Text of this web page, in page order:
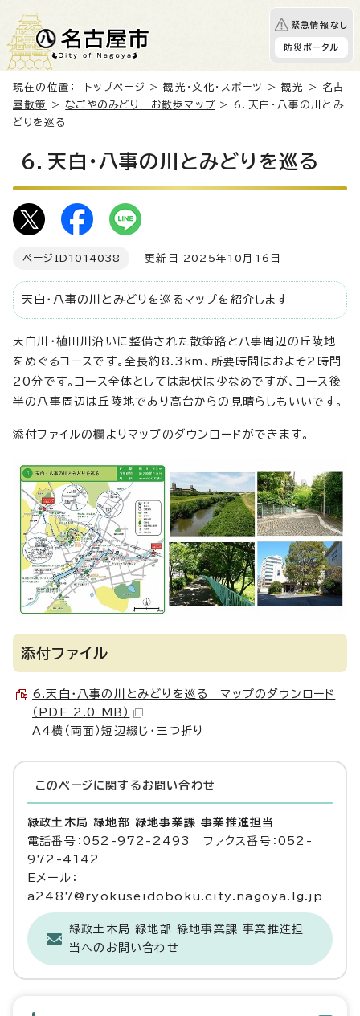
緊急情報なし
防災ポータル
現在の位置： トップページ >観光・文化・スポーツ >観光 > 名古
屋散策
>なごやのみどり お散歩マップ > 6．天白・八事の川とみ
どりを巡る
6．天白・八事の川とみどりを巡る
ページID 1014038 更新日 2025年10月16日
天白・八事の川とみどりを巡るマップを紹介します
天白川・植田川沿いに整備された散策路と八事周辺の丘陵地
をめぐるコースです。全長約8.3km、所要時間はおよそ2時間
20分です。コース全体としては起伏は少なめですが、コース後
半の八事周辺は丘陵地であり高台からの見晴らしもいいです。
添付ファイルの欄よりマップのダウンロードができます。
添付ファイル
6.天白・八事の川とみどりを巡る マップのダウンロード
（PDF 2.0 MB）
A4横（両面）短辺綴じ・三つ折り
このページに関する お問い合わせ
緑政土木局 緑地部 緑地事業課 事業推進担当
電話番号：052-972-2493 ファクス番号：052-
972-4142
Eメール：
a2487@ryokuseidoboku.city.nagoya.lg.jp
緑政土木局 緑地部 緑地事業課 事業推進担
当へのお問い合わせ